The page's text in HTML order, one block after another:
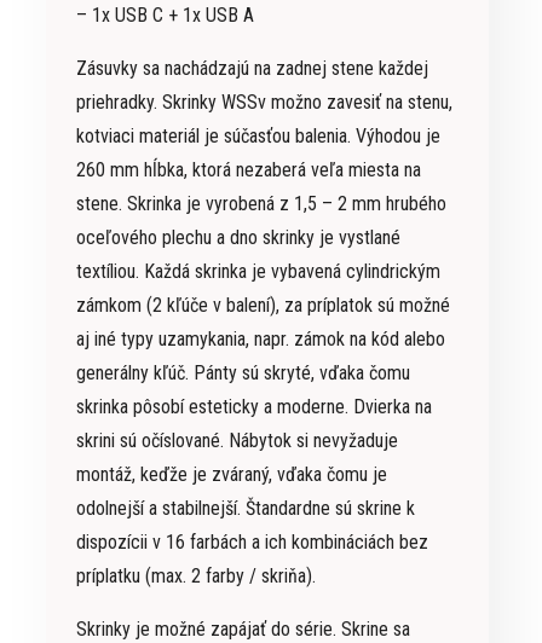
– 1x USB C + 1x USB A
Zásuvky sa nachádzajú na zadnej stene každej
priehradky. Skrinky WSSv možno zavesiť na stenu,
kotviaci materiál je súčasťou balenia. Výhodou je
260 mm hĺbka, ktorá nezaberá veľa miesta na
stene. Skrinka je vyrobená z 1,5 – 2 mm hrubého
oceľového plechu a dno skrinky je vystlané
textíliou. Každá skrinka je vybavená cylindrickým
zámkom (2 kľúče v balení), za príplatok sú možné
aj iné typy uzamykania, napr. zámok na kód alebo
generálny kľúč. Pánty sú skryté, vďaka čomu
skrinka pôsobí esteticky a moderne. Dvierka na
skrini sú očíslované. Nábytok si nevyžaduje
montáž, keďže je zváraný, vďaka čomu je
odolnejší a stabilnejší. Štandardne sú skrine k
dispozícii v 16 farbách a ich kombináciách bez
príplatku (max. 2 farby / skriňa).
Skrinky je možné zapájať do série. Skrine sa